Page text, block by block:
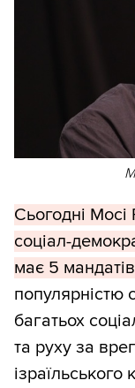
Сьогодні
соціал-
має 5
популярністю
багатьох
та руху за